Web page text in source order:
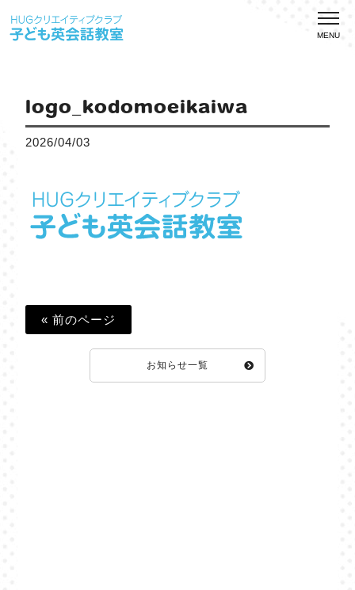
MENU
logo_kodomoeikaiwa
2026/04/03
« 前のページ
お知らせ一覧